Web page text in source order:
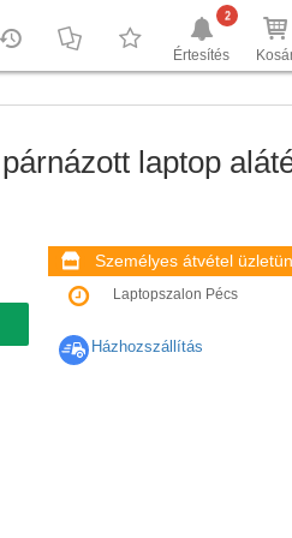
Értesítés
2
laptop
Személyes átvétel
Laptopszalon Pécs
Házhozszállítás